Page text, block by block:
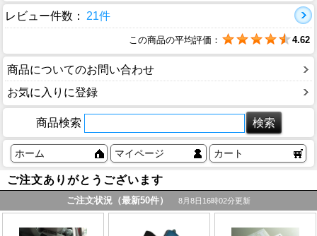
レビュー件数： 21件
この商品の平均評価： 4.62
商品についてのお問い合わせ
お気に入りに登録
商品検索
ホーム マイページ カート
ご注文ありがとうございます